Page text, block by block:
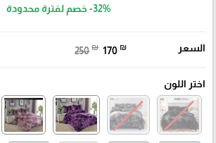
-32% خصم لفترة محدودة
السعر 250 ₪ 170 ₪
اختر اللون